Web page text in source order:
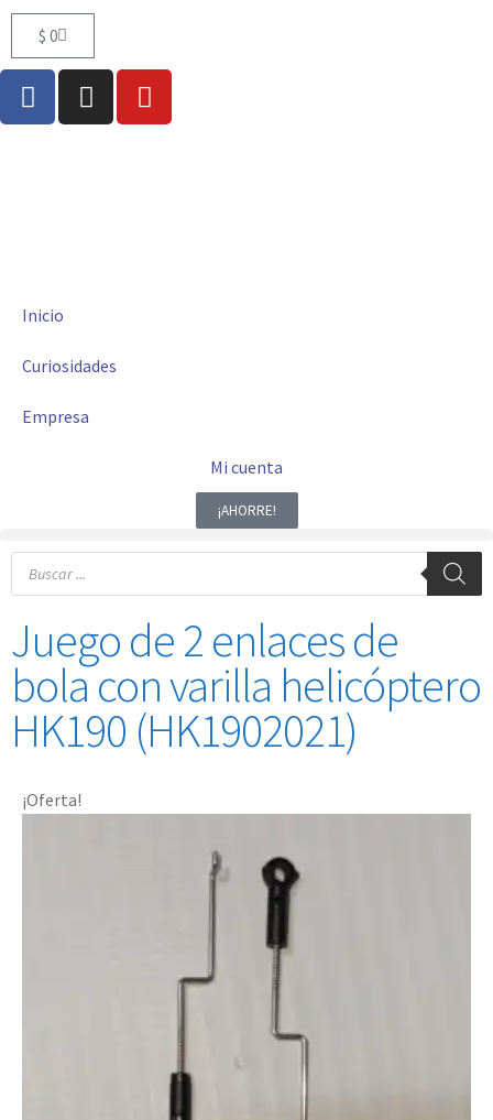
$ 0
¡AHORRE!
Mi cuenta
Inicio
Curiosidades
Empresa
Juego de 2 enlaces de
bola con varilla helicóptero
HK190 (HK1902021)
¡Oferta!